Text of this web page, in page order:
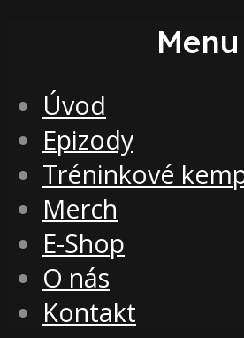
Menu
Úvod
Epizody
Tréninkové
Merch
E-Shop
O nás
Kontakt